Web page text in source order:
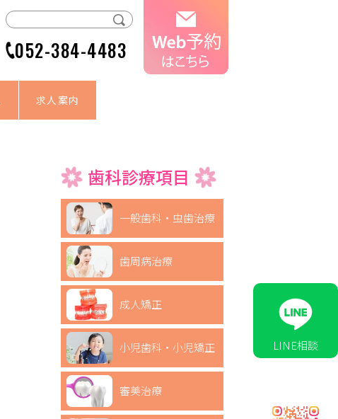
052-384-4483
求人案内
歯科診療項目
一般歯科・虫歯治療
歯周病治療
成人矯正
小児歯科・小児矯正
審美治療
LINE相談